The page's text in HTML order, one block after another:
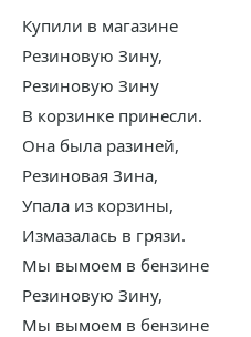
Купили в магазине
Резиновую Зину,
Резиновую Зину
В корзинке принесли.
Она была разиней,
Резиновая Зина,
Упала из корзины,
Измазалась в грязи.
Мы вымоем в бензине
Резиновую Зину,
Мы вымоем в бензине